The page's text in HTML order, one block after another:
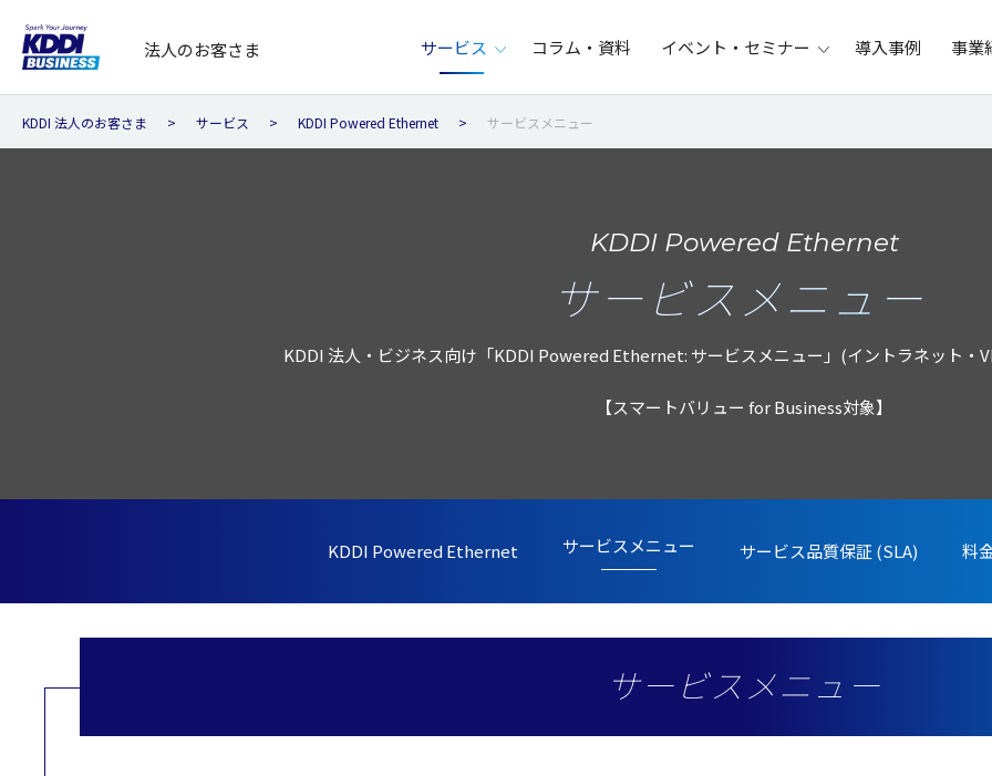
法人のお客さま サービス コラム・資料 イベント・セミナー 導入事例 事業
KDDI 法人のお客さま サービス KDDI Powered Ethernet サービスメニュー
KDDI Powered Ethernet
サービスメニュー
KDDI 法人・ビジネス向け「KDDI Powered Ethernet: サービスメニュー」(イントラネット・
【スマートバリュー for Business対象】
KDDI Powered Ethernet サービスメニュー サービス品質保証 (SLA) 料
サービスメニュー